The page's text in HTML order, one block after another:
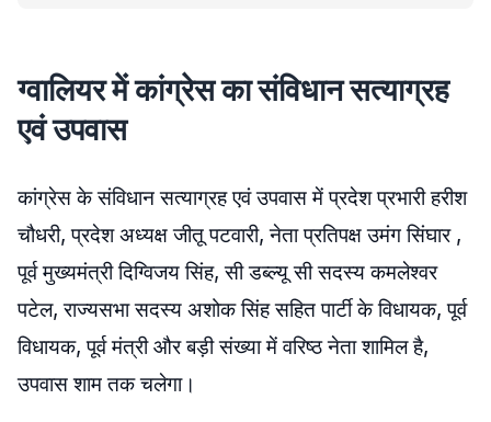
ग्वालियर में कांग्रेस का संविधान सत्याग्रह
एवं उपवास
कांग्रेस के संविधान सत्याग्रह एवं उपवास में प्रदेश प्रभारी हरीश
चौधरी, प्रदेश अध्यक्ष जीतू पटवारी, नेता प्रतिपक्ष उमंग सिंघार ,
पूर्व मुख्यमंत्री दिग्विजय सिंह, सी डब्ल्यू सी सदस्य कमलेश्वर
पटेल, राज्यसभा सदस्य अशोक सिंह सहित पार्टी के विधायक, पूर्व
विधायक, पूर्व मंत्री और बड़ी संख्या में वरिष्ठ नेता शामिल है,
उपवास शाम तक चलेगा।